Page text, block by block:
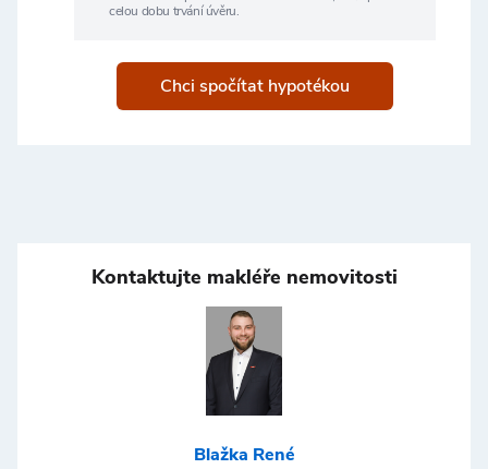
celou dobu trvání úvěru.
Chci spočítat hypotékou
Kontaktujte makléře nemovitosti
Blažka René